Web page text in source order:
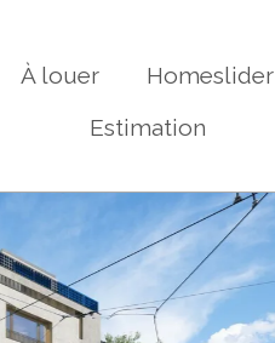
À louer Homeslider
Estimation